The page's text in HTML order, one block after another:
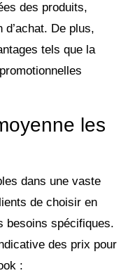
des produits,
De plus,
tels que la
les
dans une vaste
de choisir en
besoins spécifiques.
des prix pour
: